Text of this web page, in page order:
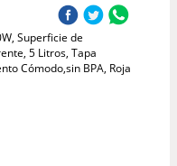
Superficie de
5 Litros, Tapa
Cómodo,sin BPA, Roja